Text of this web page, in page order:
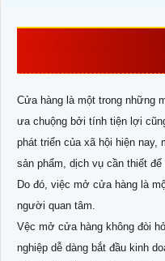
Cửa hàng là một trong những
ưa chuộng bởi tính tiện lợi
phát triển của xã hội hiện nay,
sản phẩm, dịch vụ cần thiết
Do đó, việc mở cửa hàng là
người quan tâm.
Vệc mở cửa hàng không đòi
nghiệp dễ dàng bắt đầu kinh